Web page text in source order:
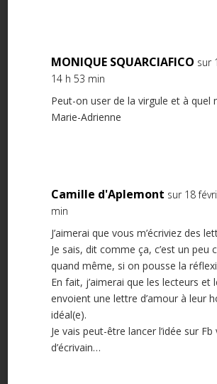
MONIQUE SQUARCIAFICO sur
14 h 53 min
Peut-on user de la virgule et à quel
Marie-Adrienne
Camille d'Aplemont sur 18
min
J’aimerai que vous m’écriviez des
Je sais, dit comme ça, c’est un peu
quand même, si on pousse la
En fait, j’aimerai que les lecteurs et
envoient une lettre d’amour à leur
idéal(e).
Je vais peut-être lancer l’idée sur
d’écrivain…